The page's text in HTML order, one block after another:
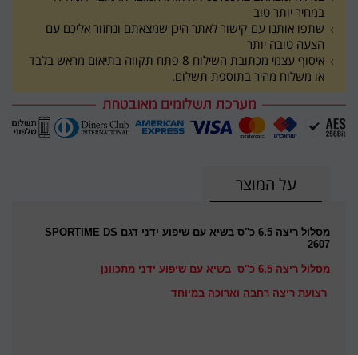
במחיר יותר טוב
שתפו אותנו עם קישור לאתר היכן שמצאתם ונחזור אליכם עם
הצעה טובה יותר
איסוף עצמי מכתובת השילוח 8 פתח תקווה בתיאום מראש בלבד
או משלוח מהיר בתוספת תשלום.
על המוצר
מסלול ריצה 6.5 כ"ס בשיא עם שיפוע ידני דגם SPORTIME DS
2607
מסלול ריצה 6.5 כ"ס בשיא עם שיפוע ידני מתכוונן
רצועת ריצה רחבה וארוכה במיוחד